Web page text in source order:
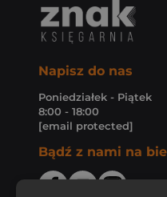
Napisz do nas
Poniedziałek - Piątek
8:00 - 18:00
[email protected]
Bądź z nami na